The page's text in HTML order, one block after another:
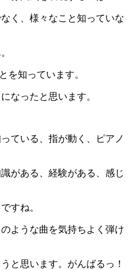
く、様々なこと知っていな
を知っています。
なったと思います。
ている、指が動く、ピアノ
がある、経験がある、感じ
すね。
ような曲を気持ちよく弾け
と思います。がんばるっ！